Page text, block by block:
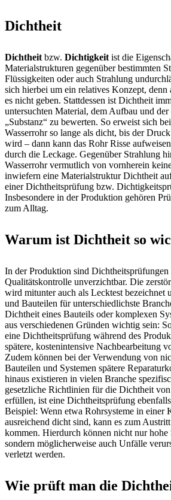
Dichtheit
Dichtheit bzw. Dichtigkeit ist die
Materialstrukturen gegenüber bestimmten
Flüssigkeiten oder auch Strahlung
sich hierbei um ein relatives Konzept,
es nicht geben. Stattdessen ist Dichtheit
untersuchten Material, dem Aufbau und
„Substanz“ zu bewerten. So erweist sich
Wasserrohr so lange als dicht, bis der
wird – dann kann das Rohr Risse
durch die Leckage. Gegenüber Strahlung
Wasserrohr vermutlich von vornherein
inwiefern eine Materialstruktur Dichtheit
einer Dichtheitsprüfung bzw.
Insbesondere in der Produktion gehören
zum Alltag.
Warum ist Dichtheit so
In der Produktion sind Dichtheitsprüfungen
Qualitätskontrolle unverzichtbar. Die
wird mitunter auch als Lecktest bezeichnet
und Bauteilen für unterschiedlichste
Dichtheit eines Bauteils oder komplexen
aus verschiedenen Gründen wichtig sein:
eine Dichtheitsprüfung während des
spätere, kostenintensive Nachbearbeitung
Zudem können bei der Verwendung von
Bauteilen und Systemen spätere
hinaus existieren in vielen Branche
gesetzliche Richtlinien für die Dichtheit
erfüllen, ist eine Dichtheitsprüfung
Beispiel: Wenn etwa Rohrsysteme in einer
ausreichend dicht sind, kann es zum
kommen. Hierdurch können nicht nur hohe
sondern möglicherweise auch Unfälle
verletzt werden.
Wie prüft man die